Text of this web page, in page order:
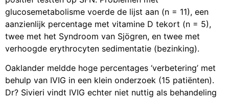
glucosemetabolisme voerde de lijst aan (n = 11), een
aanzienlijk percentage met vitamine D tekort (n = 5),
twee met het Syndroom van Sjögren, en twee met
verhoogde erythrocyten sedimentatie (bezinking).
Oaklander meldde hoge percentages ‘verbetering’ met
behulp van IVIG in een klein onderzoek (15 patiënten).
Dr? Sivieri vindt IVIG echter niet nuttig als behandeling